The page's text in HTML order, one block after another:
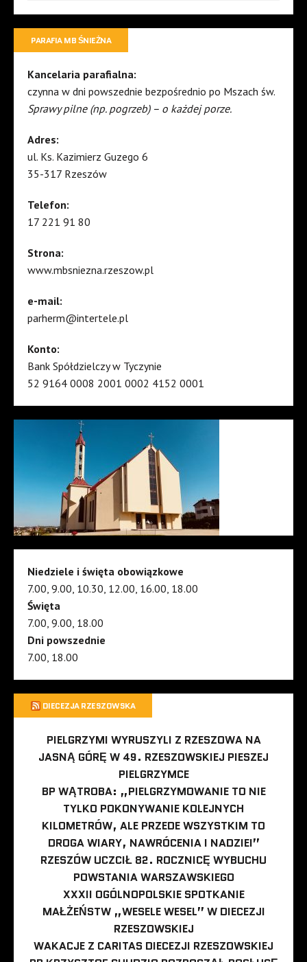
PARAFIA MB ŚNIEŻNA
Kancelaria parafialna:
czynna w dni powszednie bezpośrednio po Mszach św.
Sprawy pilne (np. pogrzeb) – o każdej porze.
Adres:
ul. Ks. Kazimierz Guzego 6
35-317 Rzeszów
Telefon:
17 221 91 80
Strona:
www.mbsniezna.rzeszow.pl
e-mail:
parherm@intertele.pl
Konto:
Bank Spółdzielczy w Tyczynie
52 9164 0008 2001 0002 4152 0001
Niedziele i święta obowiązkowe
7.00, 9.00, 10.30, 12.00, 16.00, 18.00
Święta
7.00, 9.00, 18.00
Dni powszednie
7.00, 18.00
DIECEZJA RZESZOWSKA
PIELGRZYMI WYRUSZYLI Z RZESZOWA NA
JASNĄ GÓRĘ W 49. RZESZOWSKIEJ PIESZEJ
PIELGRZYMCE
BP WĄTROBA: „PIELGRZYMOWANIE TO NIE
TYLKO POKONYWANIE KOLEJNYCH
KILOMETRÓW, ALE PRZEDE WSZYSTKIM TO
DROGA WIARY, NAWRÓCENIA I NADZIEI”
RZESZÓW UCZCIŁ 82. ROCZNICĘ WYBUCHU
POWSTANIA WARSZAWSKIEGO
XXXII OGÓLNOPOLSKIE SPOTKANIE
MAŁŻEŃSTW „WESELE WESEL” W DIECEZJI
RZESZOWSKIEJ
WAKACJE Z CARITAS DIECEZJI RZESZOWSKIEJ